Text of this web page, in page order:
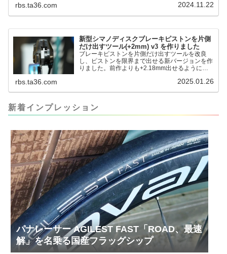
だと。。。▶「ブレーキピストンを戻すツール」
るのかというと、出ているピス...
rbs.ta36.com 2024.11.22
新型シマノディスクブレーキピストンを片側
だけ出すツール(+2mm) v3 を作りました
ブレーキピストンを片側だけ出すツールを改良
し、ピストンを限界まで出せる新バージョンを作
りました。前作よりも+2.18mm出せるようにな
って、オイル漏れするまで試しました。最も安全
ましたが、ギリギリまで攻めてますのでピストン
内部の汚れをさらに掃除できると思います。前作
rbs.ta36.com 2025.01.26
新着インプレッション
パナレーサー AGILEST FAST「ROAD、最速
解」を名乗る国産フラッグシップ